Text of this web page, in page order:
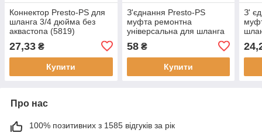
Коннектор Presto-PS для
шланга 3/4 дюйма без
аквастопа (5819)
27,33 ₴
Купити
З'єднання Presto-PS
муфта ремонтна
універсальна для шланга
1/2-5/8-3/4 дюйма (4043)
58₴
Купити
З'
Про нас
100% позитивних з 1585 відгуків за рік